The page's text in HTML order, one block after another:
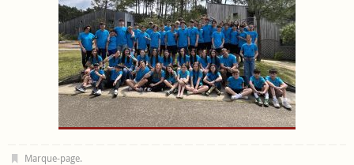
Marque-page.